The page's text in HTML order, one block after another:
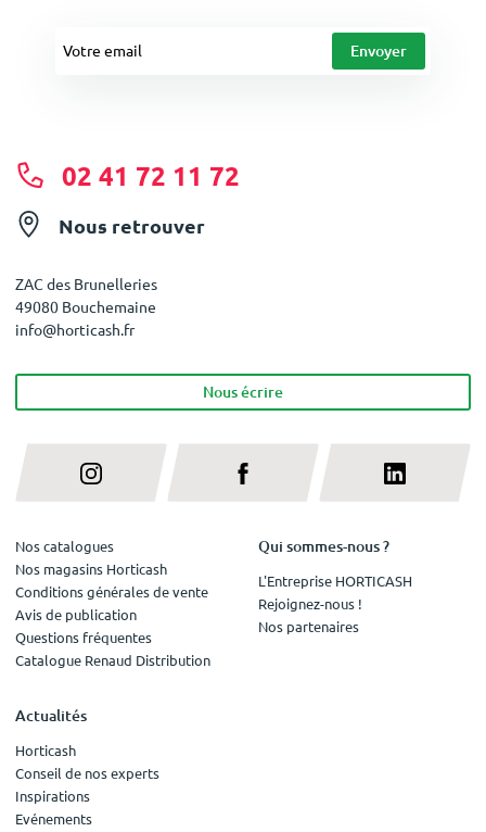
02 41 72 11 72
Nous retrouver
ZAC des Brunelleries
49080 Bouchemaine
info@horticash.fr
Nous écrire
Nos catalogues
Nos magasins Horticash
Conditions générales de vente
Avis de publication
Questions fréquentes
Catalogue Renaud Distribution
Qui sommes-nous ?
L'Entreprise HORTICASH
Rejoignez-nous !
Nos partenaires
Actualités
Horticash
Conseil de nos experts
Inspirations
Evénements